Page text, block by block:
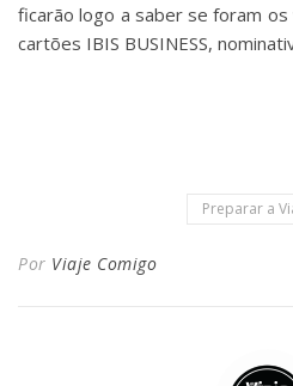
ficarão logo a saber se foram
cartões IBIS BUSINESS,
Preparar a
Por Viaje Comigo